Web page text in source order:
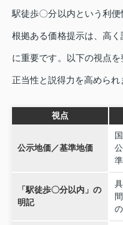
駅徒歩〇分以内という利
根拠ある価格提示は、高
に重要です。以下の視点
正当性と説得力を高められ
視点
公示地価／基準地価
「駅徒歩〇分以内」の
明記